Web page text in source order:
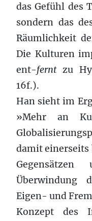
das Gefühl
sondern das
Räumlichkeit
Die Kulturen
ent-ferntzu
16f.).
Han sieht im
»Mehr an
damit
Überwindung
Eigen- und
Konzept des